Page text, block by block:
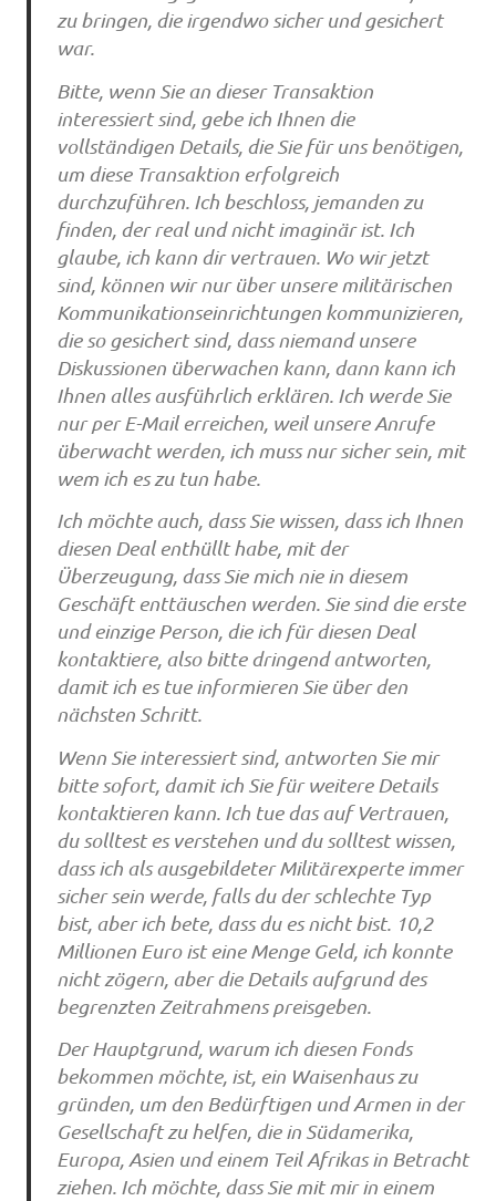
zu bringen, die irgendwo sicher und gesichert
war.
Bitte, wenn Sie an dieser Transaktion
interessiert sind, gebe ich Ihnen die
vollständigen Details, die Sie für uns benötigen,
um diese Transaktion erfolgreich
durchzuführen. Ich beschloss, jemanden zu
finden, der real und nicht imaginär ist. Ich
glaube, ich kann dir vertrauen. Wo wir jetzt
sind, können wir nur über unsere militärischen
Kommunikationseinrichtungen kommunizieren,
die so gesichert sind, dass niemand unsere
Diskussionen überwachen kann, dann kann ich
Ihnen alles ausführlich erklären. Ich werde Sie
nur per E-Mail erreichen, weil unsere Anrufe
überwacht werden, ich muss nur sicher sein, mit
wem ich es zu tun habe.
Ich möchte auch, dass Sie wissen, dass ich Ihnen
diesen Deal enthüllt habe, mit der
Überzeugung, dass Sie mich nie in diesem
Geschäft enttäuschen werden. Sie sind die erste
und einzige Person, die ich für diesen Deal
kontaktiere, also bitte dringend antworten,
damit ich es tue informieren Sie über den
nächsten Schritt.
Wenn Sie interessiert sind, antworten Sie mir
bitte sofort, damit ich Sie für weitere Details
kontaktieren kann. Ich tue das auf Vertrauen,
du solltest es verstehen und du solltest wissen,
dass ich als ausgebildeter Militärexperte immer
sicher sein werde, falls du der schlechte Typ
bist, aber ich bete, dass du es nicht bist. 10,2
Millionen Euro ist eine Menge Geld, ich konnte
nicht zögern, aber die Details aufgrund des
begrenzten Zeitrahmens preisgeben.
Der Hauptgrund, warum ich diesen Fonds
bekommen möchte, ist, ein Waisenhaus zu
gründen, um den Bedürftigen und Armen in der
Gesellschaft zu helfen, die in Südamerika,
Europa, Asien und einem Teil Afrikas in Betracht
ziehen. Ich möchte, dass Sie mit mir in einem